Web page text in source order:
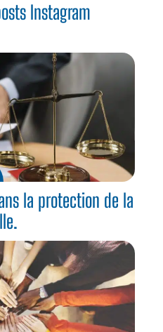
Instagram
la protection de la